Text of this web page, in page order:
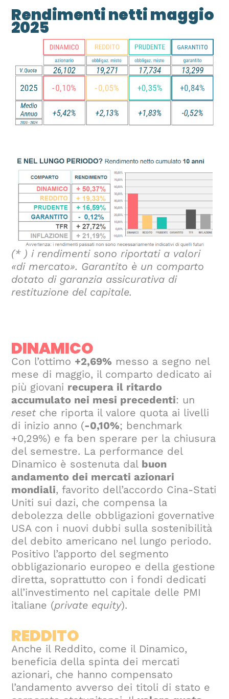
Rendimenti netti maggio
2025
(* ) i rendimenti sono riportati a valori
«di mercato». Garantito è un comparto
dotato di garanzia assicurativa di
restituzione del capitale.
DINAMICO
Con l’ottimo +2,69% messo a segno nel
mese di maggio, il comparto dedicato ai
più giovani recupera il ritardo
accumulato nei mesi precedenti: un
reset che riporta il valore quota ai livelli
di inizio anno (-0,10%; benchmark
+0,29%) e fa ben sperare per la chiusura
del semestre. La performance del
Dinamico è sostenuta dal buon
andamento dei mercati azionari
mondiali, favorito dell’accordo Cina-Stati
Uniti sui dazi, che compensa la
debolezza delle obbligazioni governative
USA con i nuovi dubbi sulla sostenibilità
del debito americano nel lungo periodo.
Positivo l’apporto del segmento
obbligazionario europeo e della gestione
diretta, soprattutto con i fondi dedicati
all’investimento nel capitale delle PMI
italiane (private equity).
REDDITO
Anche il Reddito, come il Dinamico,
beneficia della spinta dei mercati
azionari, che hanno compensato
l’andamento avverso dei titoli di stato e